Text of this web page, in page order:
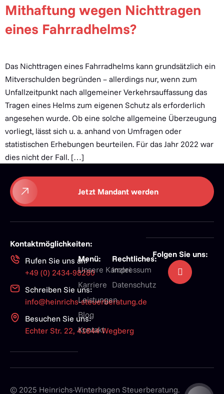
Mithaftung wegen Nichttragen
eines Fahrradhelms?
Das Nichttragen eines Fahrradhelms kann grundsätzlich ein
Mitverschulden begründen – allerdings nur, wenn zum
Unfallzeitpunkt nach allgemeiner Verkehrsauffassung das
Tragen eines Helms zum eigenen Schutz als erforderlich
angesehen wurde. Ob eine solche allgemeine Überzeugung
vorliegt, lässt sich u. a. anhand von Umfragen oder
statistischen Erhebungen beurteilen. Für das Jahr 2022 war
dies nicht der Fall. […]
Jetzt Mandant werden
Kontaktmöglichkeiten:
Rufen Sie uns an:
+49 (0) 2434-98280
Schreiben Sie uns:
info@heinrichs-steuerberatung.de
Besuchen Sie uns:
Echter Str. 22, 41844 Wegberg
Menü:
Unsere Kanzlei
Karriere
Leistungen
Blog
Kontakt
Rechtliches:
Impressum
Datenschutz
Folgen Sie uns:
© 2025 Heinrichs-Winterhagen Steuerberatung.